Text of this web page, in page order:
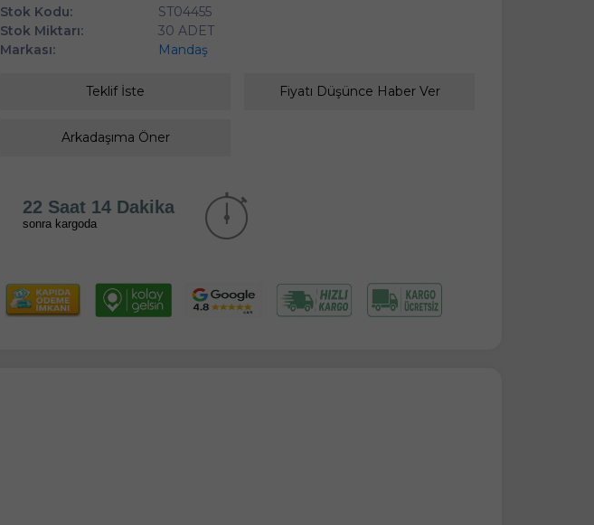
Stok Kodu:
ST04455
Stok Miktarı:
30 ADET
Markası:
Mandaş
Teklif İste Fiyatı Düşünce Haber Ver
Arkadaşıma Öner
22 Saat 14 Dakika
sonra kargoda